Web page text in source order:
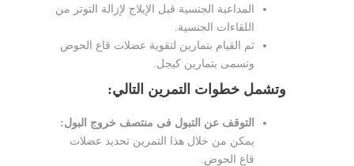
المداعبة الجنسية قبل الإيلاج لإزالة التوتر من
اللقاءات الجنسية.
ثم القيام بتمارين لتقوية عضلات قاع الحوض
وتسمى بتمارين كيجل.
وتشمل خطوات التمرين التالي:
التوقف عن التبول فى منتصف خروج البول:
يمكن من خلال هذا التمرين تحديد عضلات
قاع الحوض.